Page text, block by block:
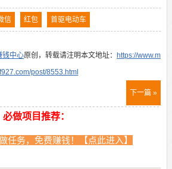
信 红包 首驱电动车
钱中心原创，转载请注明本文地址：
https://www.m
f927.com/post/8553.html
下一篇 »
必做项目推荐：
任务，免费赚钱！【点此进入】